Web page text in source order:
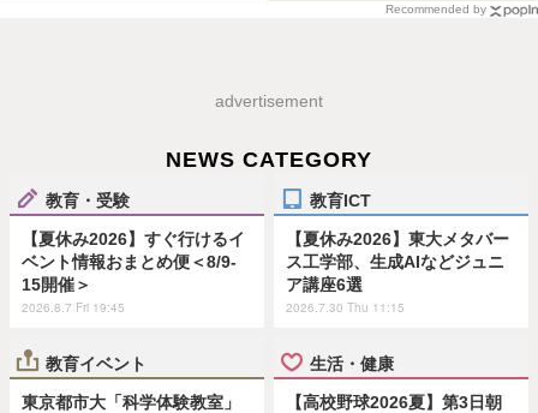
Recommended by
advertisement
NEWS CATEGORY
教育・受験
【夏休み2026】すぐ行けるイ
ベント情報おまとめ便＜8/9-
15開催＞
2026.8.7 Fri 19:45
教育ICT
【夏休み2026】東大メタバー
ス工学部、生成AIなどジュニ
ア講座6選
2026.7.30 Thu 11:15
教育イベント
東京都市大「科学体験教室」
生活・健康
【高校野球2026夏】第3日朝